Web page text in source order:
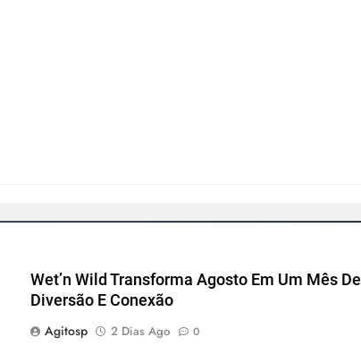
Wet’n Wild Transforma Agosto Em Um Mês De
Diversão E Conexão
Agitosp
2 Dias Ago 0